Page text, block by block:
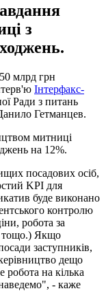
з
млрд грн
Інтерфакс-
Ради з питань
Гетманцев.
митниці
на 12%.
посадових осіб,
KPI для
буде виконано
контролю
робота за
тощо.) Якщо
заступників,
дещо
на кілька
наведемо", - каже